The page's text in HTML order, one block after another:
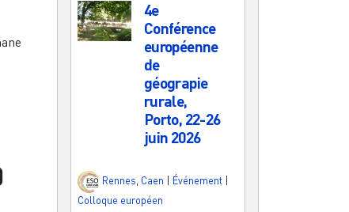
4e
Conférence
européenne
de
géograpie
rurale,
Porto, 22-26
juin 2026
Rennes Caen Événement
Colloque européen